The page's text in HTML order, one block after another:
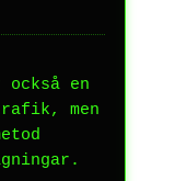
en
men